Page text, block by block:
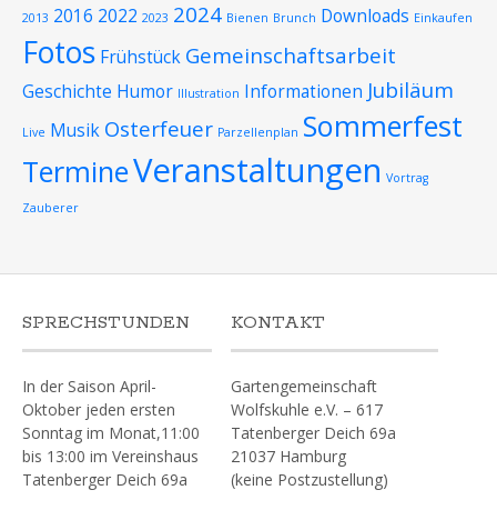
2013 2016 2022 2023 2024 Bienen Brunch Downloads Einkaufen
Fotos Frühstück Gemeinschaftsarbeit
Geschichte Humor Illustration Informationen Jubiläum
Live Musik Osterfeuer Parzellenplan Sommerfest
TermineVeranstaltungen Vortrag
Zauberer
SPRECHSTUNDEN
In der Saison April-
Oktober jeden ersten
Sonntag im Monat,11:00
bis 13:00 im Vereinshaus
Tatenberger Deich 69a
KONTAKT
Gartengemeinschaft
Wolfskuhle e.V. – 617
Tatenberger Deich 69a
21037 Hamburg
(keine Postzustellung)